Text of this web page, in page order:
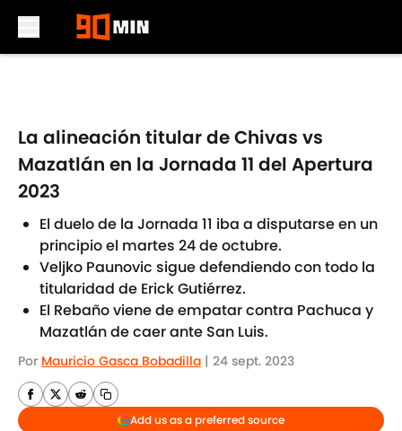
La alineación titular de Chivas vs
Mazatlán en la Jornada 11 del Apertura
2023
El duelo de la Jornada 11 iba a disputarse en un
principio el martes 24 de octubre.
Veljko Paunovic sigue defendiendo con todo la
titularidad de Erick Gutiérrez.
El Rebaño viene de empatar contra Pachuca y
Mazatlán de caer ante San Luis.
Por Mauricio Gasca Bobadilla | 24 sept. 2023
Add us as a preferred source